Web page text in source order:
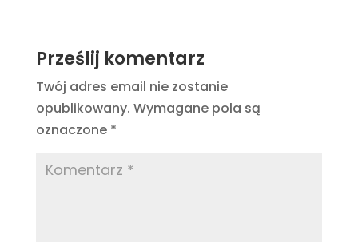
Prześlij komentarz
Twój adres email nie zostanie
opublikowany. Wymagane pola są
oznaczone *